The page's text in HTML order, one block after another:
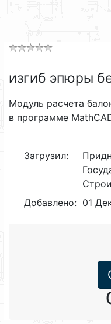
изгиб эпюры
Модуль расчета
в программе
Загрузил:
Добавлено: 01